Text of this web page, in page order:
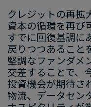
クレジットの​再拡
資本の​循環を​再び
すでに​回復基調に​
戻りつつある​こと
堅調な​ファンダメ
交差する​ことで、​
投資機会が​期待さ
物流、​データセン